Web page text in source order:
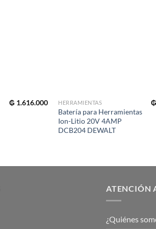
₲ 1.616.000 HERRAMIENTAS
Batería para Herramientas
Ion-Litio 20V 4AMP
DCB204 DEWALT
₲
ATENCIÓN
¿Quiénes